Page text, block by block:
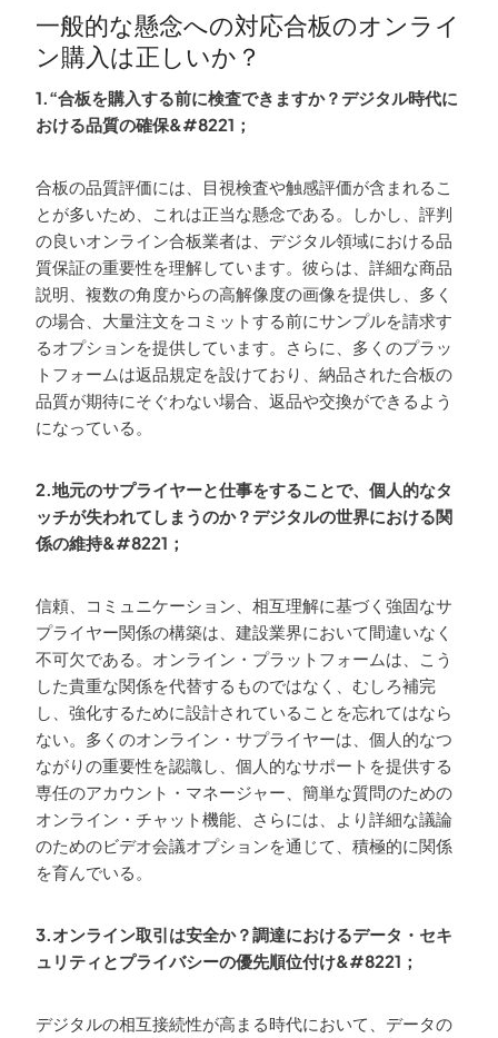
一般的な懸念への対応合板のオンライ
ン購入は正しいか？
1.“合板を購入する前に検査できますか？デジタル時代に
おける品質の確保&#8221；
合板の品質評価には、目視検査や触感評価が含まれるこ
とが多いため、これは正当な懸念である。しかし、評判
の良いオンライン合板業者は、デジタル領域における品
質保証の重要性を理解しています。彼らは、詳細な商品
説明、複数の角度からの高解像度の画像を提供し、多く
の場合、大量注文をコミットする前にサンプルを請求す
るオプションを提供しています。さらに、多くのプラッ
トフォームは返品規定を設けており、納品された合板の
品質が期待にそぐわない場合、返品や交換ができるよう
になっている。
2.地元のサプライヤーと仕事をすることで、個人的なタ
ッチが失われてしまうのか？デジタルの世界における関
係の維持&#8221；
信頼、コミュニケーション、相互理解に基づく強固なサ
プライヤー関係の構築は、建設業界において間違いなく
不可欠である。オンライン・プラットフォームは、こう
した貴重な関係を代替するものではなく、むしろ補完
し、強化するために設計されていることを忘れてはなら
ない。多くのオンライン・サプライヤーは、個人的なつ
ながりの重要性を認識し、個人的なサポートを提供する
専任のアカウント・マネージャー、簡単な質問のための
オンライン・チャット機能、さらには、より詳細な議論
のためのビデオ会議オプションを通じて、積極的に関係
を育んでいる。
3.オンライン取引は安全か？調達におけるデータ・セキ
ュリティとプライバシーの優先順位付け&#8221；
デジタルの相互接続性が高まる時代において、データの